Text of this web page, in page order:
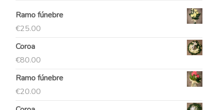
Ramo fúnebre
€25.00
Coroa
€80.00
Ramo fúnebre
€20.00